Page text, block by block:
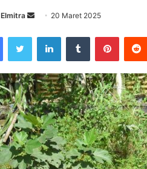
Elmitra
Send
email
20 Maret 2025
FacebookTwitter LinkedInTumblr